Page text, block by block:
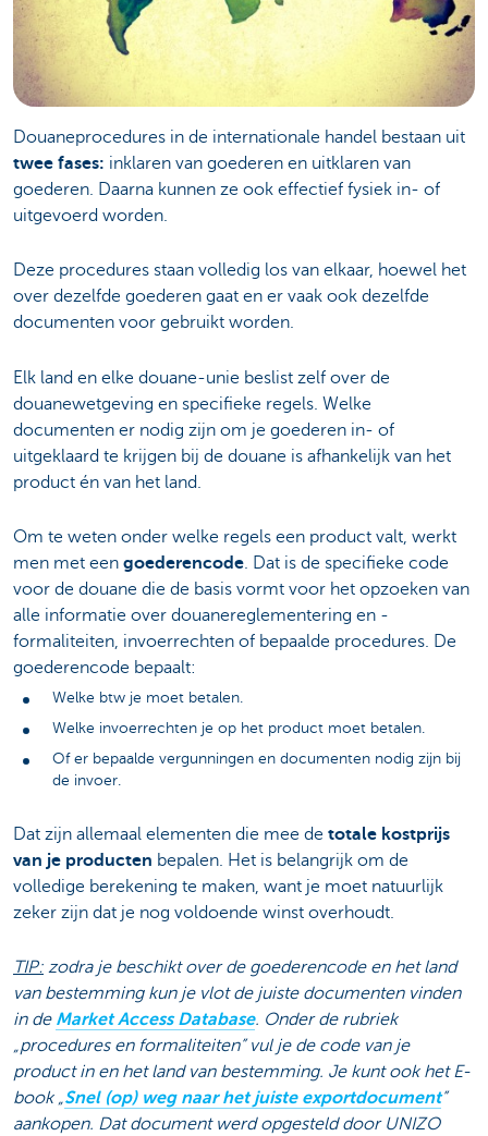
Douaneprocedures in de internationale handel bestaan uit
twee fases: inklaren van goederen en uitklaren van
goederen. Daarna kunnen ze ook effectief fysiek in- of
uitgevoerd worden.
Deze procedures staan volledig los van elkaar, hoewel het
over dezelfde goederen gaat en er vaak ook dezelfde
documenten voor gebruikt worden.
Elk land en elke douane-unie beslist zelf over de
douanewetgeving en specifieke regels. Welke
documenten er nodig zijn om je goederen in- of
uitgeklaard te krijgen bij de douane is afhankelijk van het
product én van het land.
Om te weten onder welke regels een product valt, werkt
men met een goederencode. Dat is de specifieke code
voor de douane die de basis vormt voor het opzoeken van
alle informatie over douanereglementering en -
formaliteiten, invoerrechten of bepaalde procedures. De
goederencode bepaalt:
Welke btw je moet betalen.
Welke invoerrechten je op het product moet betalen.
Of er bepaalde vergunningen en documenten nodig zijn bij
de invoer.
Dat zijn allemaal elementen die mee de totale kostprijs
van je producten bepalen. Het is belangrijk om de
volledige berekening te maken, want je moet natuurlijk
zeker zijn dat je nog voldoende winst overhoudt.
TIP: zodra je beschikt over de goederencode en het land
van bestemming kun je vlot de juiste documenten vinden
in de Market Access Database. Onder de rubriek
„procedures en formaliteiten” vul je de code van je
product in en het land van bestemming. Je kunt ook het E-
book „Snel (op) weg naar het juiste exportdocument”
aankopen. Dat document werd opgesteld door UNIZO